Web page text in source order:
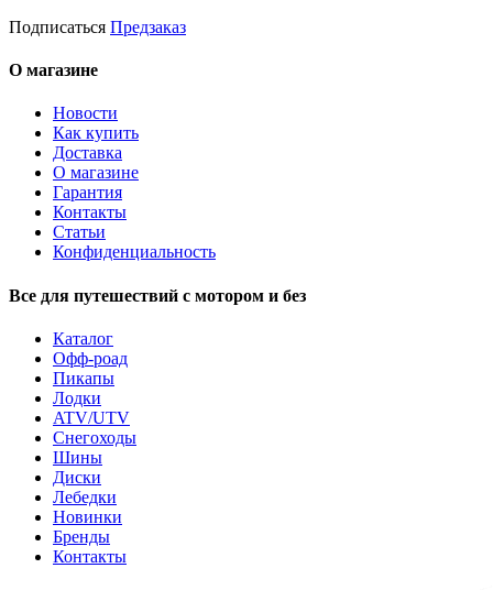
Подписаться Предзаказ
О магазине
Новости
Как купить
Доставка
О магазине
Гарантия
Контакты
Статьи
Конфиденциальность
Все для путешествий с мотором и без
Каталог
Офф-роад
Пикапы
Лодки
ATV/UTV
Снегоходы
Шины
Диски
Лебедки
Новинки
Бренды
Контакты